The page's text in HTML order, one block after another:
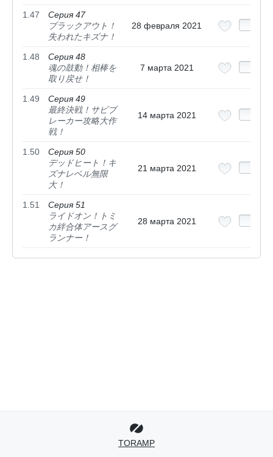
1.47
Серия 47
ブラックアウト！
失われたキズナ！
28 февраля 2021
1.48
Серия 48
魂の鼓動！相棒を
取り戻せ！
7 марта 2021
1.49
Серия 49
最終決戦！サビブ
レーカー攻略大作
戦！
14 марта 2021
1.50
Серия 50
デッドヒート！キ
ズナレベル無限
大！
21 марта 2021
1.51
Серия 51
ライドオン！トミ
カ絆合体アースグ
ランナー！
28 марта 2021
TORAMP